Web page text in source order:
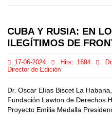
CUBA Y RUSIA: EN
ILEGÍTIMOS DE
17-06-2024 Hits: 1694
Director de Edición
Dr. Oscar Elías Biscet La
Fundación Lawton de Derechos
Proyecto Emilia Medalla